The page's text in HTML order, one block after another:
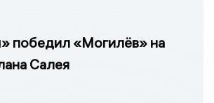
победил «Могилёв» на
Салея